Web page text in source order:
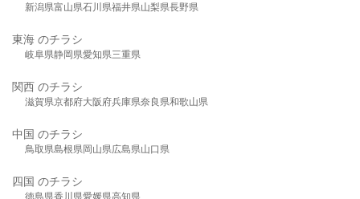
新潟県富山県石川県福井県山梨県長野県
東海 のチラシ
岐阜県静岡県愛知県三重県
関西 のチラシ
滋賀県京都府大阪府兵庫県奈良県和歌山県
中国 のチラシ
鳥取県島根県岡山県広島県山口県
四国 のチラシ
徳島県香川県愛媛県高知県